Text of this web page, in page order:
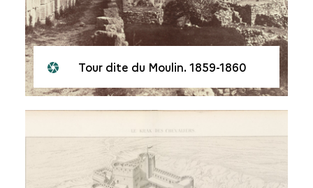
Tour dite du Moulin. 1859-1860